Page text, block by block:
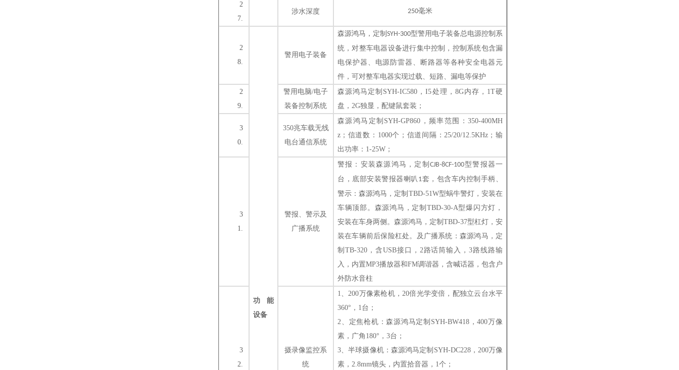
2
7.
涉水深度 250毫米
2
8.
功能
设备
警用电子装备
森源鸿马，定制 SYH-300型警用电子装备总电源控制系
统 ，对整车电器设备进行集中控制，控制系统包含漏
电保护器、电源防雷器、断路器等各种安全电器元
件，可对整车电器实现过载、短路、漏电等保护
2
9.
警用电脑/电子
装备控制系统
森源鸿马定制 SYH-IC580 ，I5处理，8G内存，1T硬
盘，2G独显，配键鼠套装；
3
0.
350兆车载无线
电台通信系统
森源鸿马定制 SYH-GP860 ，频率范围：350-400MH
z；信道数：1000个；信道间隔：25/20/12.5KHz；输
出功率：1-25W；
3
1.
警报、警示及
广播系统
警报 ： 安装森源鸿马，定制 CJB-8CF-100型警报器一
台，底部安装警报器喇叭 1套，包含车内控制手柄 、
警示 ：森源鸿马，定制 TBD-51W型蜗牛警灯，安装在
车辆顶部。 森源鸿马，定制 TBD-30-A型爆闪方灯，
安装在车身两侧。 森源鸿马，定制 TBD-37型杠灯，安
装在车辆前后保险杠处。 及广播系统 ： 森源鸿马，定
制 TB-320，含USB接口，2路话筒输入，3路线路输
入，内置MP3播放器和FM调谐器，含喊话器 ， 包含户
外防水音柱
3
2.
摄录像监控系
统
1、200万像素枪机，20倍光学变倍， 配独立云台水平
360°，1台；
2、定焦枪机：森源鸿马定制 SYH-BW418，400万像
素，广角180°，3台；
3、半球摄像机： 森源鸿马定制 SYH-DC228， 200万像
素，2.8mm镜头，内置拾音器，1个；